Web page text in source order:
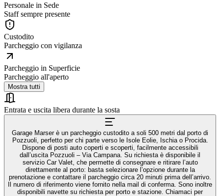
Personale in Sede
Staff sempre presente
Custodito
Parcheggio con vigilanza
Parcheggio in Superficie
Parcheggio all'aperto
Mostra tutti
Entrata e uscita libera durante la sosta
Garage Marser è un parcheggio custodito a soli 500 metri dal porto di
Pozzuoli, perfetto per chi parte verso le Isole Eolie, Ischia o Procida.
Dispone di posti auto coperti e scoperti, facilmente accessibili
dall’uscita Pozzuoli – Via Campana. Su richiesta è disponibile il
servizio Car Valet, che permette di consegnare e ritirare l’auto
direttamente al porto: basta selezionare l’opzione durante la
prenotazione e contattare il parcheggio circa 20 minuti prima dell’arrivo.
Il numero di riferimento viene fornito nella mail di conferma. Sono inoltre
disponibili navette su richiesta per porto e stazione. Chiamaci per